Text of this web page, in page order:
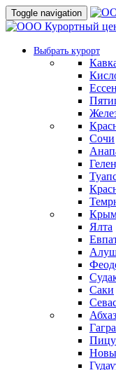
Toggle navigation
Выбрать курорт
Сочи
Ялта
Саки
Гагра